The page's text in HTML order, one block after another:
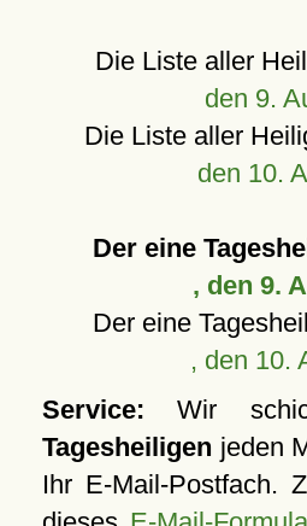
Die Liste aller
den 9.
Die Liste aller
den 10.
Der eine
, den 9.
Der eine
, den 10.
Service: Wir
Tagesheiligen jeden
Ihr E-Mail-Postfach.